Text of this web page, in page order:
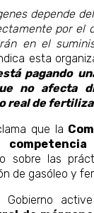
depende
por el
en el
esta
pagando
no afecta
real de
que la
sobre las
de gasóleo y
Gobierno active